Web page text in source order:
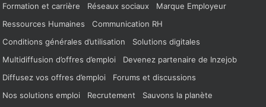
Formation et carrière
Réseaux sociaux
Marque Employeur
Ressources Humaines
Communication RH
Conditions générales d’utilisation
Solutions digitales
Multidiffusion d’offres d’emploi
Devenez partenaire de Inzejob
Diffusez vos offres d’emploi
Forums et discussions
Nos solutions emploi
Recrutement
Sauvons la planète